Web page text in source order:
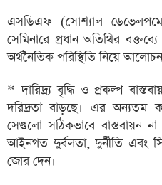
এসডিএফ (সোশ্যাল
সেমিনারে প্রধান অতিথির
অর্থনৈতিক পরিস্থিতি নিয়ে
* দারিদ্র্য বৃদ্ধি ও প্রকল্প
দরিদ্রতা বাড়ছে। এর অন্যতম
সেগুলো সঠিকভাবে বাস্তবায়ন
আইনগত দুর্বলতা, দুর্নীতি এবং
জোর দেন।